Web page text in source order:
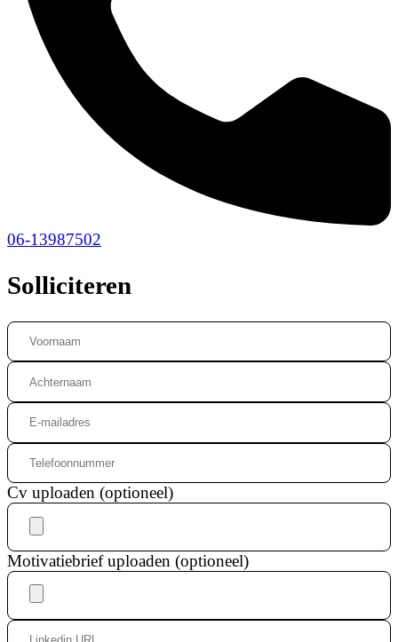
06-13987502
Solliciteren
Cv uploaden (optioneel)
Motivatiebrief uploaden (optioneel)